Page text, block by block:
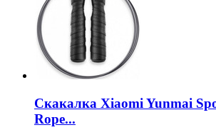
Скакалка Xiaomi Yunmai
Rope...